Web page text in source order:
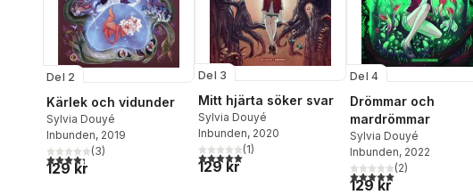
Del 2
Kärlek och vidunder
Sylvia Douyé
Inbunden, 2019
4,3utav 5 stjärnor. Totalt antal röster:
(3)
129 kr
Del 3
Mitt hjärta söker svar
Sylvia Douyé
Inbunden, 2020
5,0utav 5 stjärnor. Totalt antal röster:
(1)
129 kr
Del 4
Drömmar och
mardrömmar
Sylvia Douyé
Inbunden, 2022
5,0utav 5 stjärnor.
(2)
129 kr